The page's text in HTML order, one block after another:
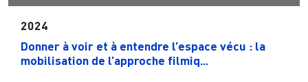
2024
Donner à voir et à entendre l’espace vécu : la
mobilisation de l’approche filmiq...